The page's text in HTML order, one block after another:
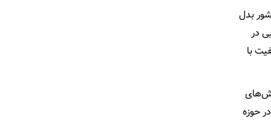
کشور بدل
در
با
در حوزه